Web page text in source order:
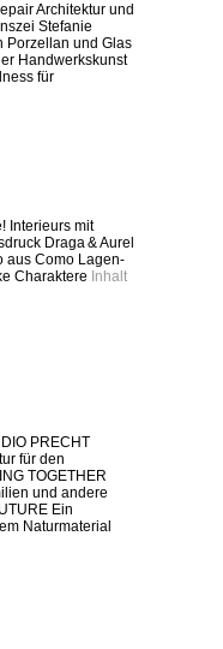
Architektur und
Stefanie
Porzellan und Glas
Handwerkskunst
für
Interieurs mit
Draga & Aurel
aus Como Lagen-
Charaktere Inhalt
PRECHT
für den
TOGETHER
und andere
Ein
Naturmaterial